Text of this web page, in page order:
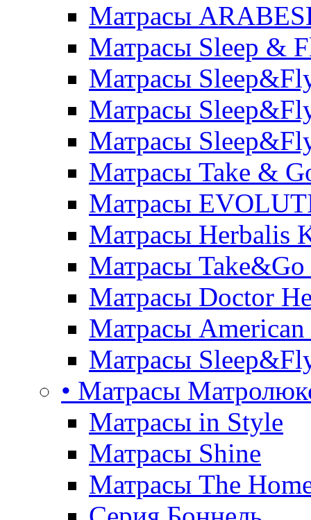
Матрасы
Матрасы Sleep &
Матрасы
Матрасы
Матрасы
Матрасы Take &
Матрасы
Матрасы Herbalis
Матрасы Take&Go
Матрасы Doctor
Матрасы American
Матрасы
• Матрасы
Матрасы in Style
Матрасы Shine
Матрасы The